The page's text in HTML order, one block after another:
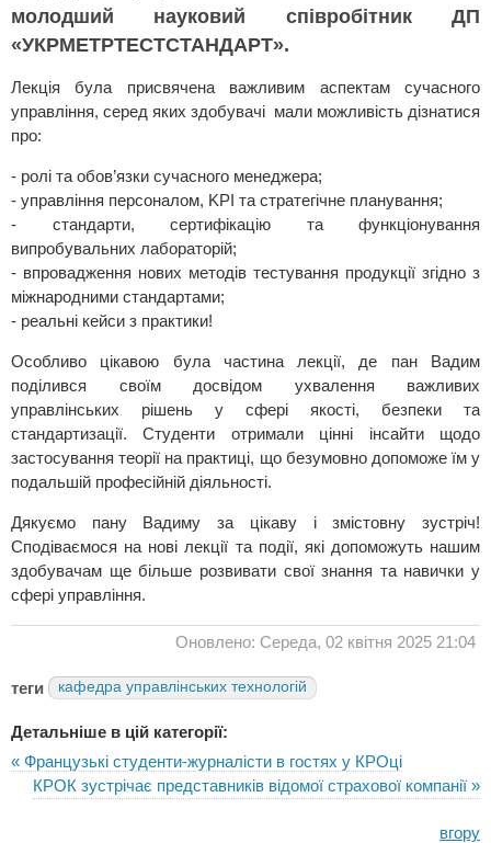
молодший науковий співробітник ДП
«УКРМЕТРТЕСТСТАНДАРТ».
Лекція була присвячена важливим аспектам сучасного
управління, серед яких здобувачі мали можливість дізнатися
про:
- ролі та обов’язки сучасного менеджера;
- управління персоналом, KPI та стратегічне планування;
- стандарти, сертифікацію та функціонування
випробувальних лабораторій;
- впровадження нових методів тестування продукції згідно з
міжнародними стандартами;
- реальні кейси з практики!
Особливо цікавою була частина лекції, де пан Вадим
поділився своїм досвідом ухвалення важливих
управлінських рішень у сфері якості, безпеки та
стандартизації. Студенти отримали цінні інсайти щодо
застосування теорії на практиці, що безумовно допоможе їм у
подальшій професійній діяльності.
Дякуємо пану Вадиму за цікаву і змістовну зустріч!
Сподіваємося на нові лекції та події, які допоможуть нашим
здобувачам ще більше розвивати свої знання та навички у
сфері управління.
Оновлено: Середа, 02 квітня 2025 21:04
теги кафедра управлінських технологій
Детальніше в цій категорії:
« Французькі студенти-журналісти в гостях у КРОці
КРОК зустрічає представників відомої страхової компанії »
вгору